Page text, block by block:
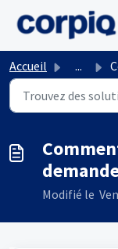
Passer au contenu
Accueil ...
Modifié le